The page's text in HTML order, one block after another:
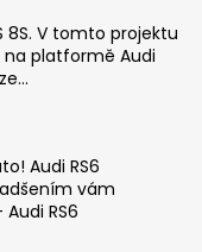
8S. V tomto projektu
platformě Audi
Audi RS6
vám
RS6